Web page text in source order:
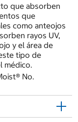
que absorben
que
como anteojos
rayos UV,
y el área de
tipo de
médico.
No.